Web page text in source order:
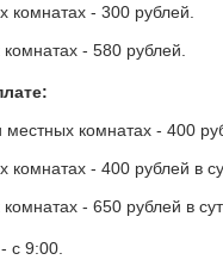
комнатах - 300 рублей.
- 580 рублей.
комнатах - 400
комнатах - 400 рублей в
- 650 рублей в
с 9:00.